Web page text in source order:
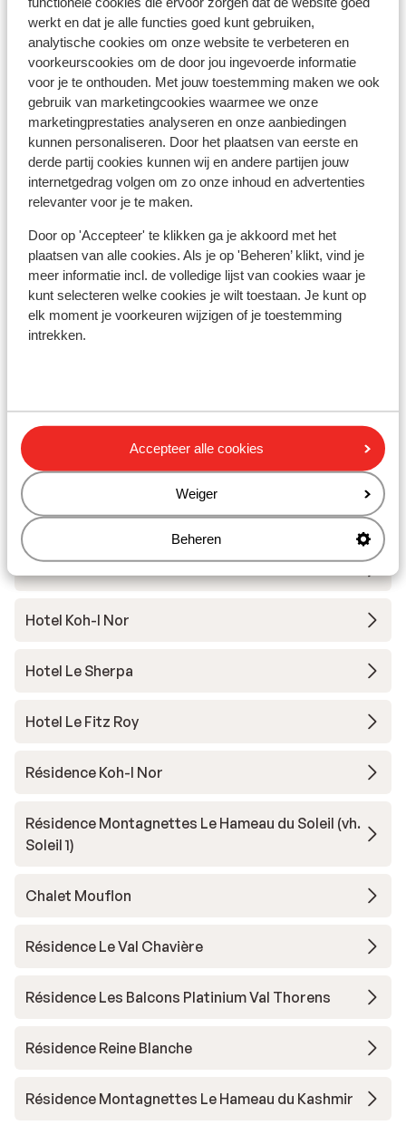
werkt en dat je alle functies goed kunt gebruiken,
analytische cookies om onze website te verbeteren en
voorkeurscookies om de door jou ingevoerde informatie
voor je te onthouden. Met jouw toestemming maken we ook
gebruik van marketingcookies waarmee we onze
marketingprestaties analyseren en onze aanbiedingen
kunnen personaliseren. Door het plaatsen van eerste en
derde partij cookies kunnen wij en andere partijen jouw
internetgedrag volgen om zo onze inhoud en advertenties
relevanter voor je te maken.
Door op 'Accepteer' te klikken ga je akkoord met het
plaatsen van alle cookies. Als je op 'Beheren’ klikt, vind je
meer informatie incl. de volledige lijst van cookies waar je
kunt selecteren welke cookies je wilt toestaan. Je kunt op
elk moment je voorkeuren wijzigen of je toestemming
intrekken.
Accepteer alle cookies
Weiger
Beheren
Afstanden
Aan de rand van het centrum
Luchthaven geneva international airport: 159 km
Treinstation moutiers train station: 38 km
Skipiste: 0 m
Afstand tot langlaufloipe
Skilift: 20 m
Afstand tot skischool
Afstand tot dichtstbijzijnde (mini)supermarkt
Afstand tot dichtstbijzijnde restaurant
Skipas, -les en verhuur
Skipas
Skimateriaal
Andere accommodaties in Val Thorens
Hotel Le Val Thorens
Hotel Koh-I Nor
Hotel Le Sherpa
Hotel Le Fitz Roy
Résidence Koh-I Nor
Résidence Montagnettes Le Hameau du Soleil (vh.
Soleil 1)
Chalet Mouflon
Résidence Le Val Chavière
Résidence Les Balcons Platinium Val Thorens
Résidence Reine Blanche
Résidence Montagnettes Le Hameau du Kashmir